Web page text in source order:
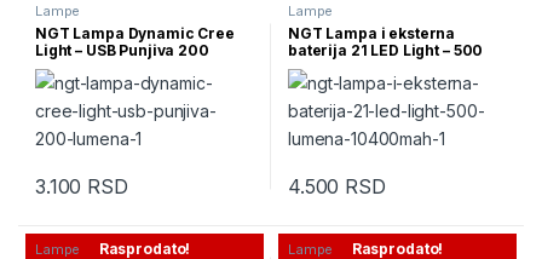
Lampe
NGT Lampa Dynamic Cree
Light – USB Punjiva 200
Lumena
3.100 RSD
Lampe
NGT Lampa i eksterna
baterija 21 LED Light – 500
Lumena – 10400mAh
4.500 RSD
Rasprodato!
Lampe Rasprodato!
Lampe